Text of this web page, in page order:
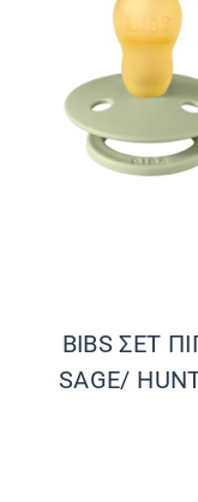
BIBS ΣΕΤ
SAGE/